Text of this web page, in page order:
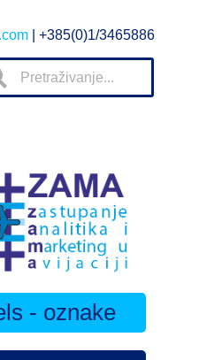
| +385(0)1/3465886
- oznake